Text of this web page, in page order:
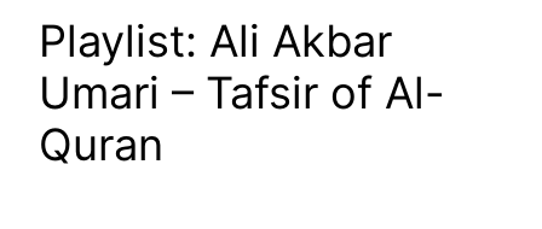
Playlist: Ali Akbar
Umari – Tafsir of Al-
Quran